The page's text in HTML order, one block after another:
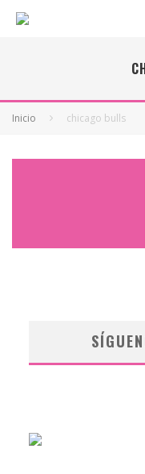
Inicio chicago bulls